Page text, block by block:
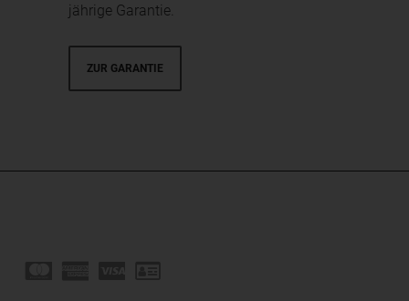
jährige Garantie.
ZUR GARANTIE